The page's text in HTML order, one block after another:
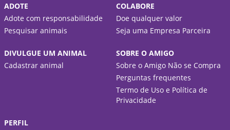
ADOTE
Adote com responsabilidade
Pesquisar animais
COLABORE
Doe qualquer valor
Seja uma Empresa Parceira
DIVULGUE UM ANIMAL
Cadastrar animal
SOBRE O AMIGO
Sobre o Amigo Não se Compra
Perguntas frequentes
Termo de Uso e Política de
Privacidade
PERFIL